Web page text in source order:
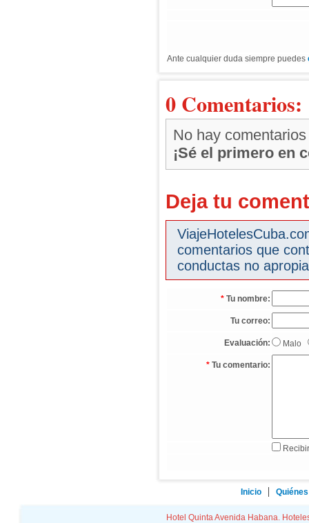
Ante cualquier duda siempre puedes
0 Comentarios:
No hay comentarios
¡Sé el primero en
Deja tu
comentarios que
conductas no
* Tu nombre:
Tu correo:
Evaluación: Malo
* Tu comentario:
Inicio
Hotel Quinta Avenida Habana.